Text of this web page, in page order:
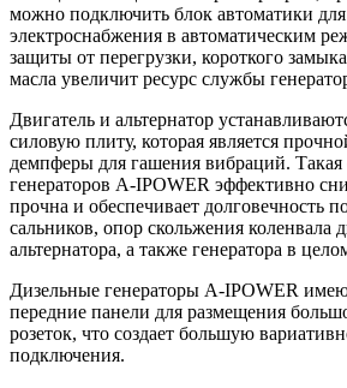
можно подключить блок автоматики
электроснабжения в автоматическим
защиты от перегрузки, короткого
масла увеличит ресурс службы
Двигатель и альтернатор
силовую плиту, которая является
демпферы для гашения вибраций. Такая
генераторов A-IPOWER эффективно
прочна и обеспечивает долговечность
сальников, опор скольжения коленвала
альтернатора, а также генератора в
Дизельные генераторы A-IPOWER
передние панели для размещения
розеток, что создает большую
подключения.